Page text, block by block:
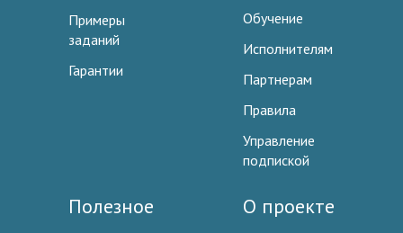
Примеры
заданий
Гарантии
Обучение
Исполнителям
Партнерам
Правила
Управление
подпиской
Полезное О проекте